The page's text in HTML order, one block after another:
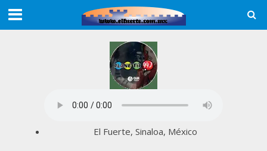
El Fuerte, Sinaloa, México